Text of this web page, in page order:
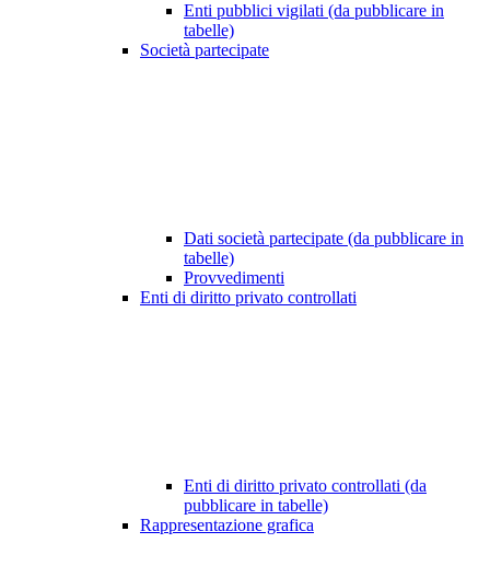
Enti pubblici vigilati (da pubblicare in
tabelle)
Società partecipate
Dati società partecipate (da pubblicare in
tabelle)
Provvedimenti
Enti di diritto privato controllati
Enti di diritto privato controllati (da
pubblicare in tabelle)
Rappresentazione grafica